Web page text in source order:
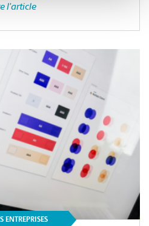
l'article
ENTREPRISES